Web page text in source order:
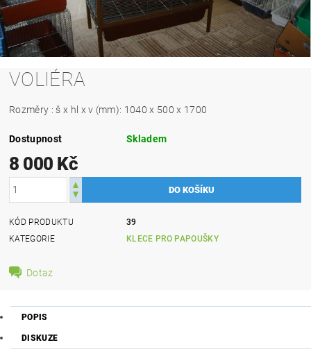
VOLIÉRA
Rozměry : š x hl x v (mm): 1040 x 500 x 1700
Dostupnost Skladem
8 000 Kč
KÓD PRODUKTU
39
KATEGORIE
KLECE PRO PAPOUŠKY
Dotaz
POPIS
DISKUZE